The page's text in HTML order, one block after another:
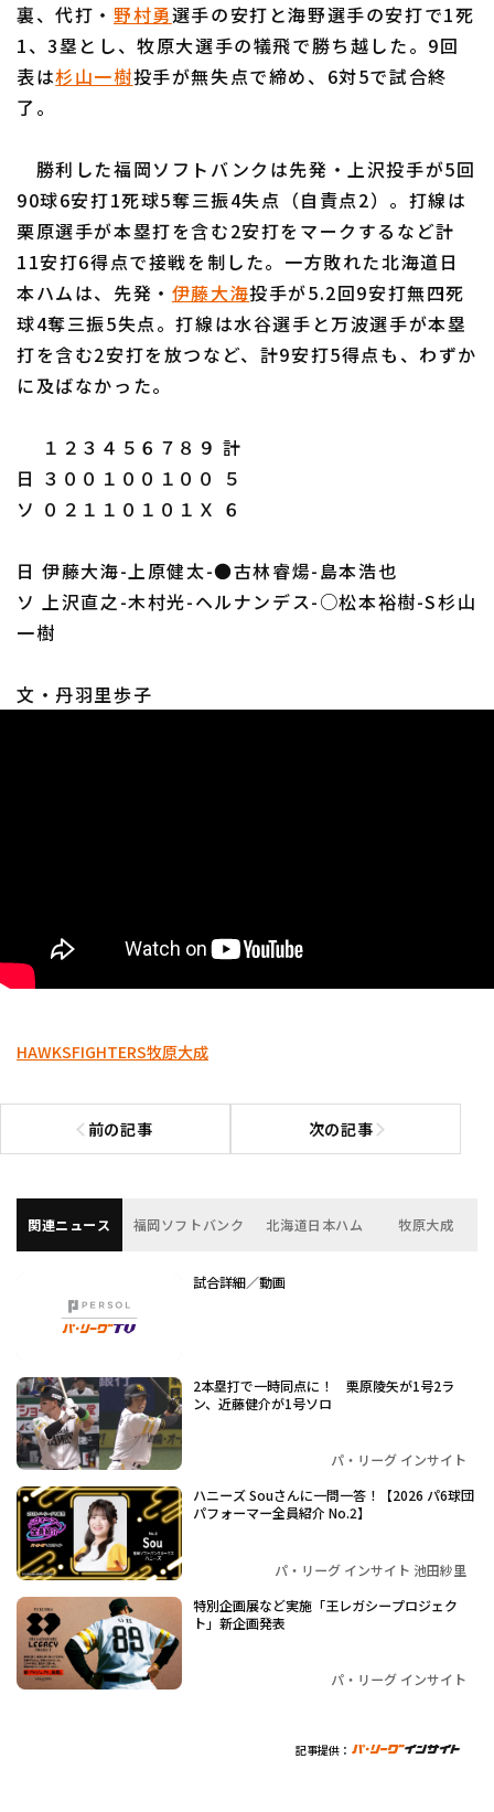
運営会社（別ウィンドウで開く） よくある質問
特定商取引法の表示 アルバイト募集（別ウィンドウで開く
裏、代打・ 野村勇選手の安打と海野選手の安打で1死
1、3塁とし、牧原大選手の犠飛で勝ち越した。9回
表は杉山一樹投手が無失点で締め、6対5で試合終
了。
勝利した福岡ソフトバンクは先発・上沢投手が5回
90球6安打1死球5奪三振4失点（自責点2）。打線は
栗原選手が本塁打を含む2安打をマークするなど計
11安打6得点で接戦を制した。一方敗れた北海道日
本ハムは、先発・ 伊藤大海投手が5.2回9安打無四死
球4奪三振5失点。打線は水谷選手と万波選手が本塁
打を含む2安打を放つなど、計9安打5得点も、わずか
に及ばなかった。
１２３４５６７８９ 計
日 ３００１００１００ ５
ソ ０２１１０１０１Ｘ ６
日 伊藤大海-上原健太-●古林睿煬-島本浩也
ソ 上沢直之-木村光-ヘルナンデス-○松本裕樹-S杉山
一樹
文・丹羽里歩子
HAWKSFIGHTERS牧原大成
前の記事
前の記事へ 次の記事次の記事へ
関連ニュース 福岡ソフトバンク 北海道日本ハム 牧原大成
試合詳細／動画
2本塁打で一時同点に！ 栗原陵矢が1号2ラ
ン、近藤健介が1号ソロ
パ・リーグ インサイト
ハニーズ Souさんに一問一答！【2026 パ6球団
パフォーマー全員紹介 No.2】
パ・リーグ インサイト 池田紗里
特別企画展など実施「王レガシープロジェク
ト」新企画発表
パ・リーグ インサイト
記事提供：